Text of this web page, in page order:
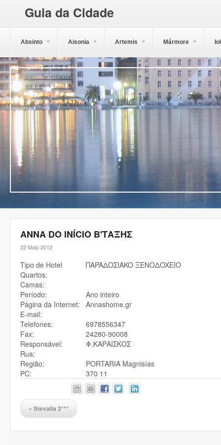
Guia da Cidade
Absinto Aisonia Artemis Mármore
ANNA DO INÍCIO B'ΤΑΞΗΣ
22 Maio 2012
Tipo de Hotel
ΠAPAΔOΣIAKO ΞENOΔOXEIO
Quartos:
Camas:
Período:
Ano inteiro
Página da Internet:
Annashome.gr
E-mail:
Telefones:
6978556347
Fax:
24280-90008
Responsável:
Φ.ΚΑΡΑΙΣΚΟΣ
Rua:
Região:
PORTARIA Magnisías
PC:
370 11
« Stevalia 3***